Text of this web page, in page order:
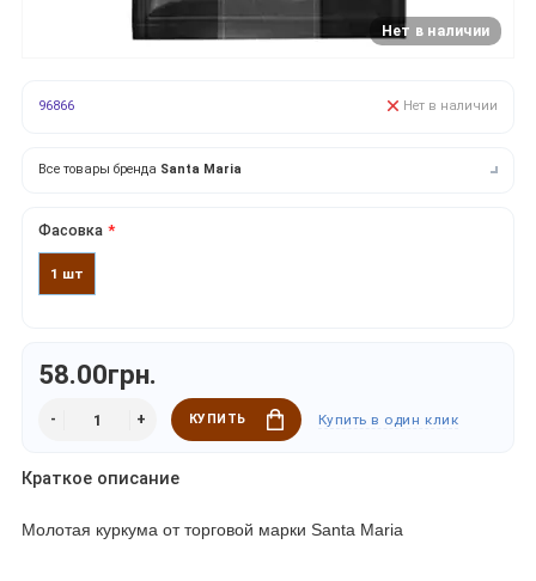
Нет в наличии
96866 Нет в наличии
Все товары бренда Santa Maria
Фасовка
1 шт
58.00грн.
КУПИТЬ Купить в один клик
Краткое описание
Молотая куркума от торговой марки Santa Maria